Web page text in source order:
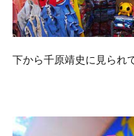
下から千原靖史に見られ